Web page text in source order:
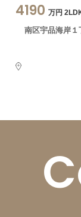
4190 万円
南区宇品海岸１